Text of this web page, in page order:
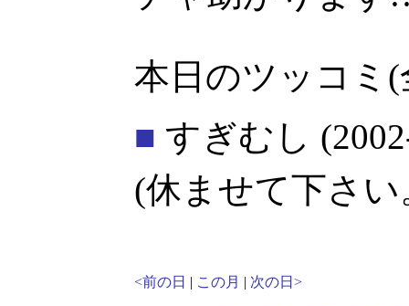
本日のツッコミ(
■ すぎむし
(休ませて下さい
<前の日 | この月 | 次の日>